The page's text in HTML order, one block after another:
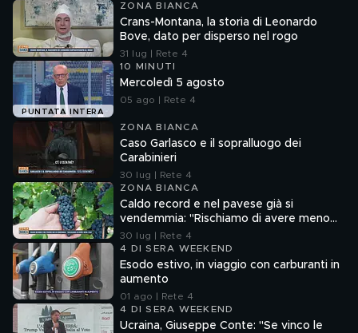
ZONA BIANCA
Crans-Montana, la storia di Leonardo
Bove, dato per disperso nel rogo
31 lug | Rete 4
PUNTATA INTERA
10 MINUTI
Mercoledì 5 agosto
05 ago | Rete 4
ZONA BIANCA
Caso Garlasco e il sopralluogo dei
Carabinieri
30 lug | Rete 4
ZONA BIANCA
Caldo record e nel pavese già si
vendemmia: "Rischiamo di avere meno
vino"
30 lug | Rete 4
4 DI SERA WEEKEND
Esodo estivo, in viaggio con carburanti in
aumento
01 ago | Rete 4
4 DI SERA WEEKEND
Ucraina, Giuseppe Conte: "Se vinco le